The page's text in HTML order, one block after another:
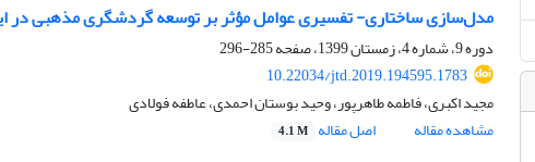
مدل‌سازی ساختاری- تفسیری عوامل مؤثر بر توسعه گردشگری مذهبی در
دوره 9، شماره 4، زمستان 1399، صفحه
285-296
10.22034/jtd.2019.194595.1783
مجید اکبری، فاطمه طاهرپور، وحید بوستان احمدی، عاطفه فولادی
مشاهده مقاله
اصل مقاله 4.1 M